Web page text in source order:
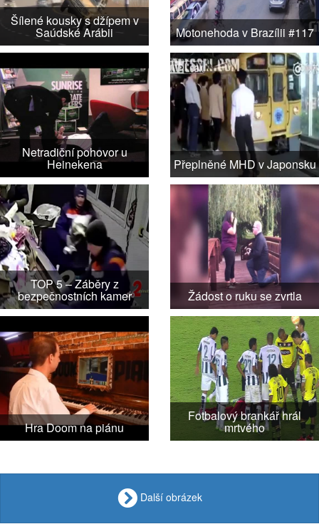
Šílené kousky s džípem v
Saúdské Arábii Motonehoda v Brazílii #117
Netradiční pohovor u
Heinekena Přeplněné MHD v Japonsku
TOP 5 – Záběry z
bezpečnostních kamer Žádost o ruku se zvrtla
Hra Doom na piánu
Fotbalový brankář hrál
mrtvého
Další obrázek